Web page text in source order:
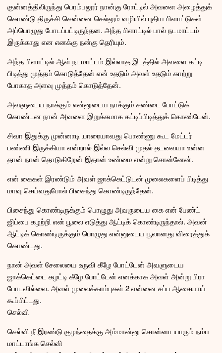
குன்னத்திலிருந்து பெரம்பலூர் நான்கு ரோட்டில் அவளை அழைத்துக்
கொண்டு திருச்சி சென்னை செல்லும் வழியில் புதிய பிளாட்டுகள்
அப்பொழுது போடப்பட்டிருந்தன. அந்த பிளாட்டில் பால் நடமாட்டம்
இருக்காது என எனக்கு நன்கு தெரியும்.
அந்த பிளாட்டில் ஆள் நடமாட்டம் இல்லாத இடத்தில் அவளை கட்டி
பிடித்து முத்தம் கொடுத்தேன் என் உதடும் அவள் உதடும் காற்று
போகாத அளவு முத்தம் கொடுத்தேன்.
அவளுடைய நாக்கும் என்னுடைய நாக்கும் சண்டை போட்டுக்
கொண்டன நான் அவளை இறுக்கமாக கட்டிப்பிடித்துக் கொண்டேன்.
சிவா இதுக்கு முன்னாடி யாரையாவது பொண்ணு கூட மேட்டர்
பண்ணி இருக்கியா என்றால் இல்ல செல்வி முதல் தடவையா உன்ன
தான் நான் தொடுகிறேன் இதான் உண்மை என்று சொன்னேன்.
என் கைகள் இரண்டும் அவள் ஜாக்கெட்டுடன் முலைகளைப் பிடித்து
மாவு செய்வதுபோல் பிசைந்து கொண்டிருந்தேன்.
பிசைந்து கொண்டிருக்கும் பொழுது அவருடைய கை என் பேண்ட்
ஜிப்பை கழற்றி என் பூலை எடுத்து ஆட்டிக் கொண்டிருந்தால். அவன்
ஆட்டிக் கொண்டிருக்கும் பொழுது என்னுடைய பூலானது விரைத்துக்
கொண்டது.
நான் அவள் சேலையை உருவி கீழே போட்டேன் அவளுடைய
ஜாக்கெட்டை கழட்டி கீழே போட்டேன் எனக்காக அவள் அன்று பிரா
போடவில்லை. அவள் முலைக்காம்புகள் 2 என்னை சப்ப ஆசையாய்
கூப்பிட்டது.
செல்வி
செல்வி நீ இரண்டு குழந்தைக்கு அம்மான்னு சொன்னா யாரும் நம்ப
மாட்டாங்க செல்வி